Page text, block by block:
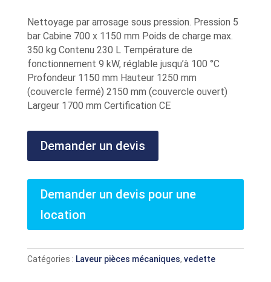
Nettoyage par arrosage sous pression. Pression 5
bar Cabine 700 x 1150 mm Poids de charge max.
350 kg Contenu 230 L Température de
fonctionnement 9 kW, réglable jusqu’à 100 °C
Profondeur 1150 mm Hauteur 1250 mm
(couvercle fermé) 2150 mm (couvercle ouvert)
Largeur 1700 mm Certification CE
Demander un devis
Demander un devis pour une
location
Catégories : Laveur pièces mécaniques, vedette